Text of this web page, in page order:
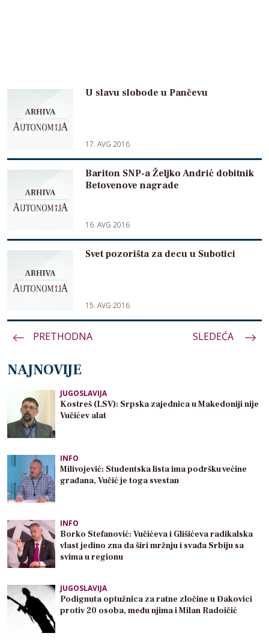
U slavu slobode u Pančevu
17. AVG 2016
Bariton SNP-a Željko Andrić dobitnik
Betovenove nagrade
16. AVG 2016
Svet pozorišta za decu u Subotici
15. AVG 2016
Paginacija
PRETHODNA SLEDEĆA
NAJNOVIJE
JUGOSLAVIJA
Kostreš (LSV): Srpska zajednica u Makedoniji nije
Vučićev alat
INFO
Milivojević: Studentska lista ima podršku većine
građana, Vučić je toga svestan
INFO
Borko Stefanović: Vučićeva i Glišićeva radikalska
vlast jedino zna da širi mržnju i svađa Srbiju sa
svima u regionu
JUGOSLAVIJA
Podignuta optužnica za ratne zločine u Đakovici
protiv 20 osoba, među njima i Milan Radoičić